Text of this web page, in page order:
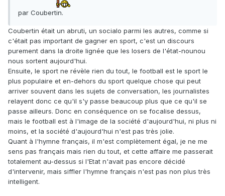
par Coubertin.
Coubertin était un abruti, un socialo parmi les autres, comme si
c'était pas important de gagner en sport, c'est un discours
purement dans la droite lignée que les losers de l'état-nounou
nous sortent aujourd'hui.
Ensuite, le sport ne révèle rien du tout, le football est le sport le
plus populaire et en-dehors du sport quelque chose qui peut
arriver souvent dans les sujets de conversation, les journalistes
relayent donc ce qu'il s'y passe beaucoup plus que ce qu'il se
passe ailleurs. Donc en conséquence on se focalise dessus,
mais le football est à l'image de la société d'aujourd'hui, ni plus ni
moins, et la société d'aujourd'hui n'est pas très jolie.
Quant à l'hymne français, il m'est complètement égal, je ne me
sens pas français mais rien du tout, et cette affaire me passerait
totalement au-dessus si l'Etat n'avait pas encore décidé
d'intervenir, mais siffler l'hymne français n'est pas non plus très
intelligent.